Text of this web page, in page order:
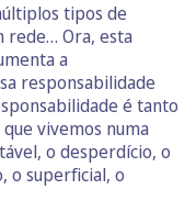
tipos de
rede… Ora, esta
a
responsabilidade
é tanto
vivemos numa
o desperdício, o
o superficial, o